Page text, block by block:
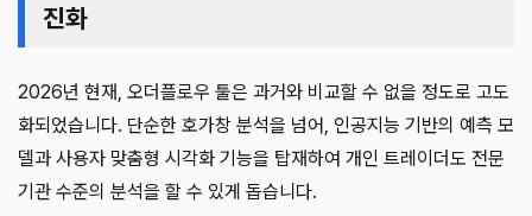
진화
2026년 현재, 오더플로우 툴은 과거와 비교할 수 없을 정도로 고도
화되었습니다. 단순한 호가창 분석을 넘어, 인공지능 기반의 예측 모
델과 사용자 맞춤형 시각화 기능을 탑재하여 개인 트레이더도 전문
기관 수준의 분석을 할 수 있게 돕습니다.